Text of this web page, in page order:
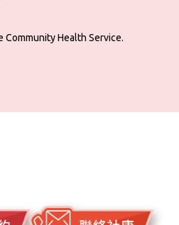
Health Service.